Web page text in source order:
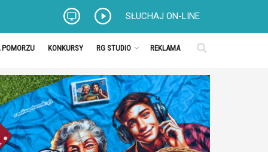
SŁUCHAJ ON-LINE
KONKURSY RG STUDIO REKLAMA